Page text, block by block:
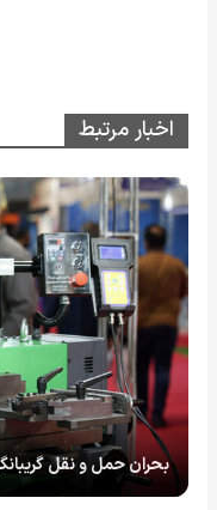
اخبار مرتبط
بحران حمل و نقل